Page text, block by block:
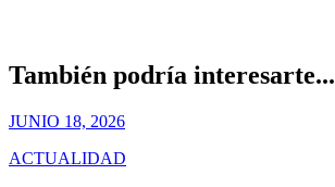
También podría interesarte...
JUNIO 18, 2026
ACTUALIDAD